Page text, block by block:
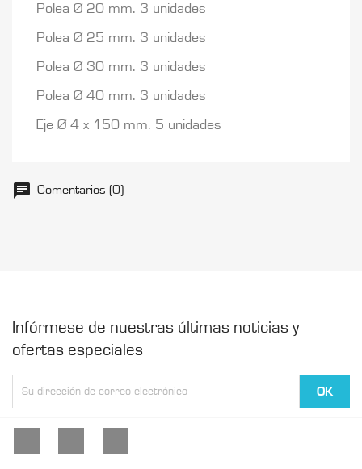
Polea Ø 20 mm. 3 unidades
Polea Ø 25 mm. 3 unidades
Polea Ø 30 mm. 3 unidades
Polea Ø 40 mm. 3 unidades
Eje Ø 4 x 150 mm. 5 unidades
Comentarios (0)
Infórmese de nuestras últimas noticias y
ofertas especiales